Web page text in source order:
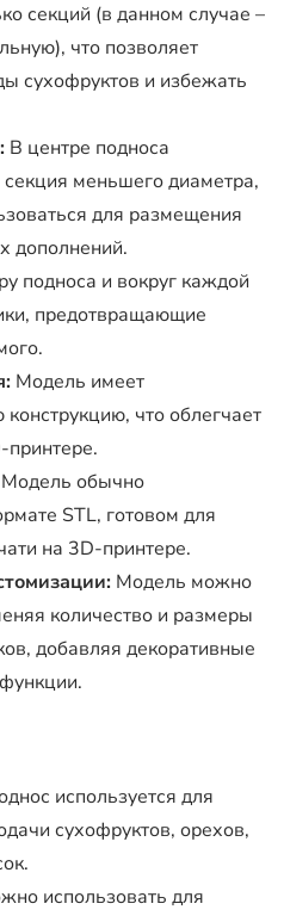
секций (в данном случае –
что позволяет
сухофруктов и избежать
В центре подноса
меньшего диаметра,
для размещения
дополнений.
подноса и вокруг каждой
предотвращающие
Модель имеет
что облегчает
принтере.
Модель обычно
STL, готовом для
на 3D-принтере.
Модель можно
количество и размеры
добавляя декоративные
используется для
сухофруктов, орехов,
использовать для